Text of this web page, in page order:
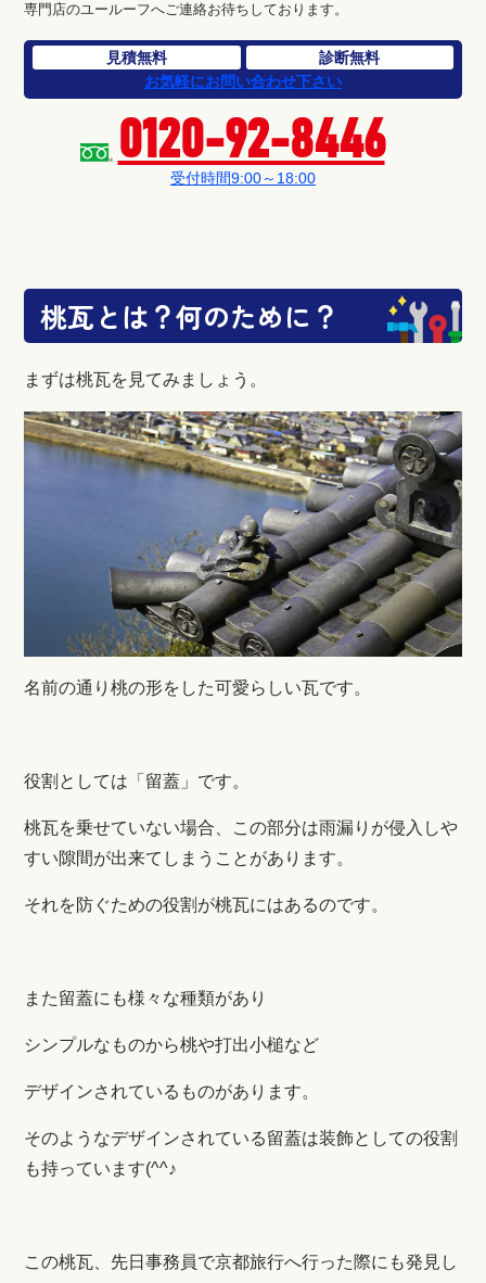
専門店のユールーフへご連絡お待ちしております。
見積無料
診断無料
お気軽にお問い合わせ下さい
0120-92-8446
受付時間9:00～18:00
桃瓦とは？何のために？
まずは桃瓦を見てみましょう。
名前の通り桃の形をした可愛らしい瓦です。
役割としては「留蓋」です。
桃瓦を乗せていない場合、この部分は雨漏りが侵入しや
すい隙間が出来てしまうことがあります。
それを防ぐための役割が桃瓦にはあるのです。
また留蓋にも様々な種類があり
シンプルなものから桃や打出小槌など
デザインされているものがあります。
そのようなデザインされている留蓋は装飾としての役割
も持っています(^^♪
この桃瓦、先日事務員で京都旅行へ行った際にも発見し